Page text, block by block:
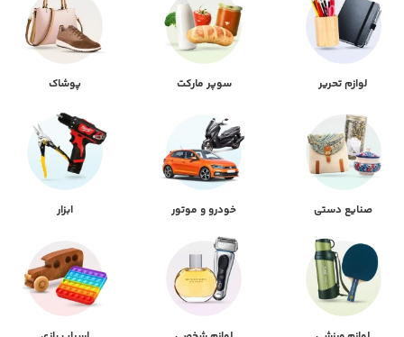
لوازم تحریر سوپر مارکت پوشاک
صنایع دستی خودرو و موتور ابزار